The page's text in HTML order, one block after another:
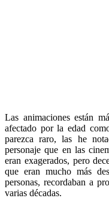
Las animaciones están
afectado por la edad
parezca raro, las he
personaje que en las
eran exagerados, pero
que eran mucho más
personas, recordaban a
varias décadas.